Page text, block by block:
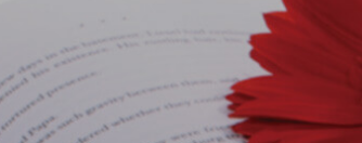
영어첨삭
쿠폰관리
결제내역